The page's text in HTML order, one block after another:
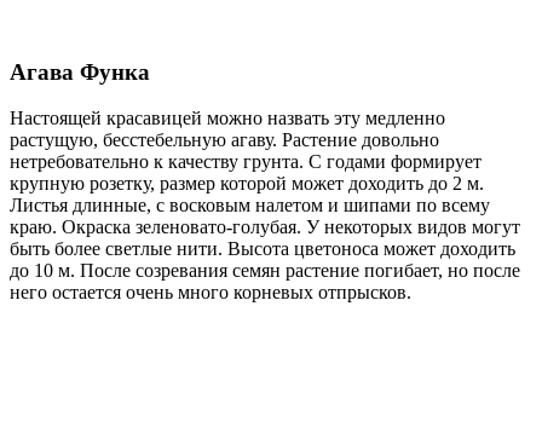
Агава Функа
Настоящей красавицей можно назвать эту медленно
растущую, бесстебельную агаву. Растение довольно
нетребовательно к качеству грунта. С годами формирует
крупную розетку, размер которой может доходить до 2 м.
Листья длинные, с восковым налетом и шипами по всему
краю. Окраска зеленовато-голубая. У некоторых видов могут
быть более светлые нити. Высота цветоноса может доходить
до 10 м. После созревания семян растение погибает, но после
него остается очень много корневых отпрысков.